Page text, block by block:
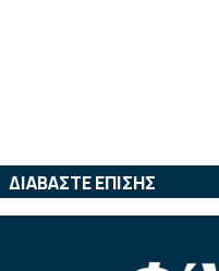
ΔΙΑΒΑΣΤΕ ΕΠΙΣΗΣ